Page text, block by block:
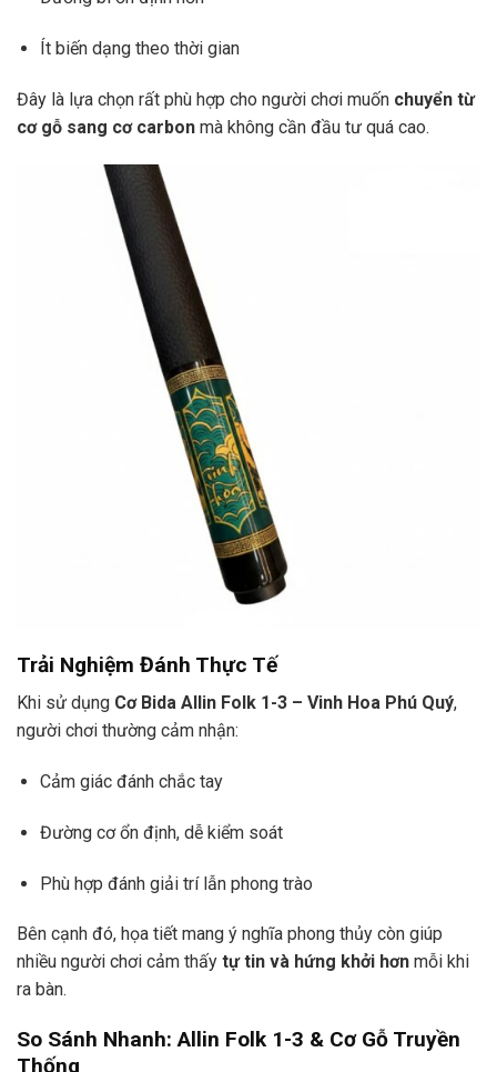
Ít biến dạng theo thời gian
Đây là lựa chọn rất phù hợp cho người chơi muốn chuyển từ
cơ gỗ sang cơ carbon mà không cần đầu tư quá cao.
Trải Nghiệm Đánh Thực Tế
Khi sử dụng Cơ Bida Allin Folk 1-3 – Vinh Hoa Phú Quý,
người chơi thường cảm nhận:
Cảm giác đánh chắc tay
Đường cơ ổn định, dễ kiểm soát
Phù hợp đánh giải trí lẫn phong trào
Bên cạnh đó, họa tiết mang ý nghĩa phong thủy còn giúp
nhiều người chơi cảm thấy tự tin và hứng khởi hơn mỗi khi
ra bàn.
So Sánh Nhanh: Allin Folk 1-3 & Cơ Gỗ Truyền
Thống